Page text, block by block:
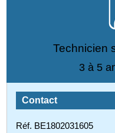
Technicien
3 à 5
Contact
Réf. BE1802031605